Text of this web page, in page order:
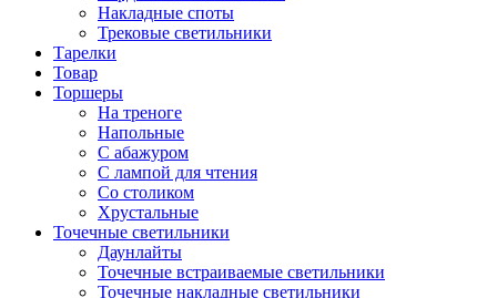
Накладные споты
Трековые светильники
Тарелки
Товар
Торшеры
На треноге
Напольные
С абажуром
С лампой для чтения
Со столиком
Хрустальные
Точечные светильники
Даунлайты
Точечные встраиваемые светильники
Точечные накладные светильники